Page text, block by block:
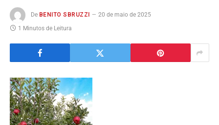
De BENITO SBRUZZI
20 de maio de 2025
1 Minutos de Leitura